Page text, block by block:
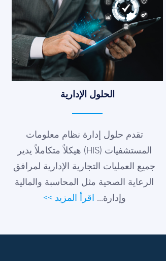
الحلول الإدارية
تقدم حلول إدارة نظام معلومات
المستشفيات (HIS) هيكلاً متكاملاً يدير
جميع العمليات التجارية الإدارية لمرافق
الرعاية الصحية مثل المحاسبة والمالية
وإدارة...
اقرأ المزيد >>